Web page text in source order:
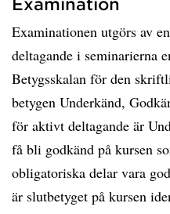
Examinationen utgörs av
deltagande i seminarierna
Betygsskalan för den
betygen Underkänd,
för aktivt deltagande är
få bli godkänd på kursen
obligatoriska delar vara
är slutbetyget på kursen